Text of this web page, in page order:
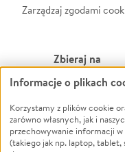
Zarządzaj zgodami
Zbieraj na
Leczenie
Zwierzęta
Pożar
Ukraina
Informacje o plikach
Korzystamy z plików cookie
zarówno własnych, jak i
przechowywanie informacji
(takiego jak np. laptop, tablet,